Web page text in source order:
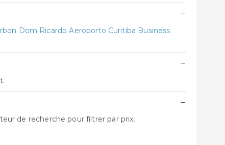
−
Dom Ricardo Aeroporto Curitiba Business
−
−
de recherche pour filtrer par prix,